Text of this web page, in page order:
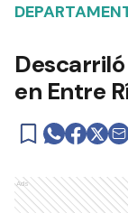
en Entre
Ads